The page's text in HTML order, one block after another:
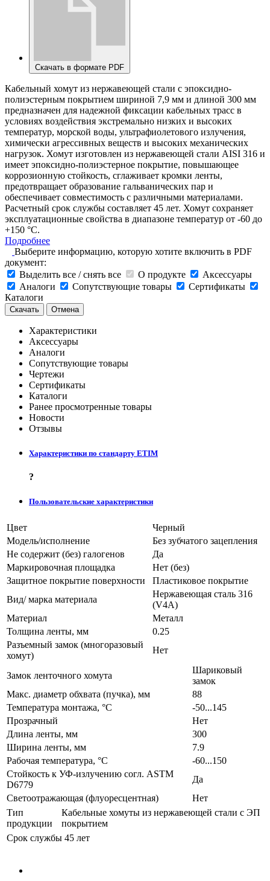
Скачать в формате PDF
Кабельный хомут из нержавеющей стали с эпоксидно-
полиэстерным покрытием шириной 7,9 мм и длиной 300 мм
предназначен для надежной фиксации кабельных трасс в
условиях воздействия экстремально низких и высоких
температур, морской воды, ультрафиолетового излучения,
химически агрессивных веществ и высоких механических
нагрузок. Хомут изготовлен из нержавеющей стали AISI 316 и
имеет эпоксидно-полиэстерное покрытие, повышающее
коррозионную стойкость, сглаживает кромки ленты,
предотвращает образование гальванических пар и
обеспечивает совместимость с различными материалами.
Расчетный срок службы составляет 45 лет. Хомут сохраняет
эксплуатационные свойства в диапазоне температур от -60 до
+150 °С.
Подробнее
Выберите информацию, которую хотите включить в PDF
документ:
Выделить все / снять все
О продукте
Аксессуары
Аналоги
Сопутствующие товары
Сертификаты
Каталоги
Скачать Отмена
Характеристики
Аксессуары
Аналоги
Сопутствующие товары
Чертежи
Сертификаты
Каталоги
Ранее просмотренные товары
Новости
Отзывы
Характеристики по стандарту ETIM
?
Пользовательские характеристики
Цвет
Черный
Модель/исполнение
Без зубчатого зацепления
Не содержит (без) галогенов
Да
Маркировочная площадка
Нет (без)
Защитное покрытие поверхности
Пластиковое покрытие
Вид/ марка материала
Нержавеющая сталь 316
(V4A)
Материал
Металл
Толщина ленты, мм
0.25
Разъемный замок (многоразовый
хомут)
Нет
Замок ленточного хомута
Шариковый
замок
Макс. диаметр обхвата (пучка), мм
88
Температура монтажа, °C
-50...145
Прозрачный
Нет
Длина ленты, мм
300
Ширина ленты, мм
7.9
Рабочая температура, °C
-60...150
Стойкость к УФ-излучению согл. ASTM
D6779
Да
Светоотражающая (флуоресцентная)
Нет
Тип
продукции
Кабельные хомуты из нержавеющей стали с ЭП
покрытием
Срок службы 45 лет